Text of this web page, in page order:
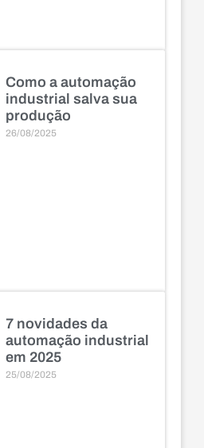
Como a automação
industrial salva sua
produção
26/08/2025
7 novidades da
automação industrial
em 2025
25/08/2025